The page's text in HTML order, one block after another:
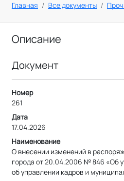
Главная Все документы
Описание
Документ
Номер
261
Дата
17.04.2026
Наименование
О внесении изменений в
города от 20.04.2006 № 846 «Об
об управлении кадров и